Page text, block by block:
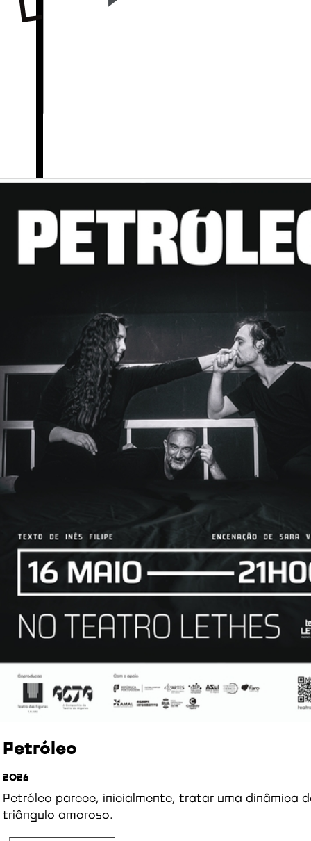
Petróleo
2026
Petróleo parece, inicialmente, tratar uma dinâmica
triângulo amoroso.